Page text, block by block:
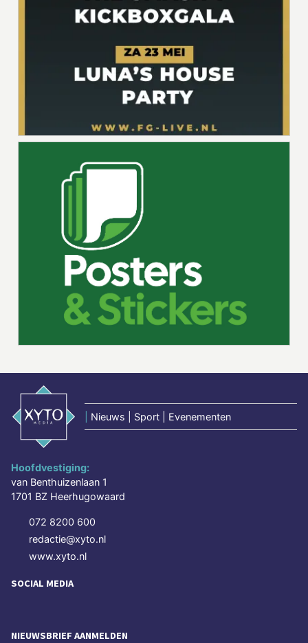
Nieuws | Sport | Evenementen
Hoofdvestiging:
van Benthuizenlaan 1
1701 BZ Heerhugowaard
072 8200 600
redactie@xyto.nl
www.xyto.nl
SOCIAL MEDIA
NIEUWSBRIEF AANMELDEN